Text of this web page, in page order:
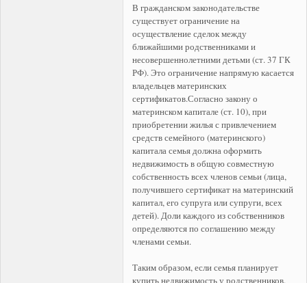
В гражданском законодательстве
существует ограничение на
осуществление сделок между
ближайшими родственниками и
несовершеннолетними детьми (ст. 37 ГК
РФ). Это ограничение напрямую касается
владельцев материнских
сертификатов.Согласно закону о
материнском капитале (ст. 10), при
приобретении жилья с привлечением
средств семейного (материнского)
капитала семья должна оформить
недвижимость в общую совместную
собственность всех членов семьи (лица,
получившего сертификат на материнский
капитал, его супруга или супруги, всех
детей). Доли каждого из собственников
определяются по соглашению между
членами семьи.
Таким образом, если семья планирует
купить недвижимость у родственников,